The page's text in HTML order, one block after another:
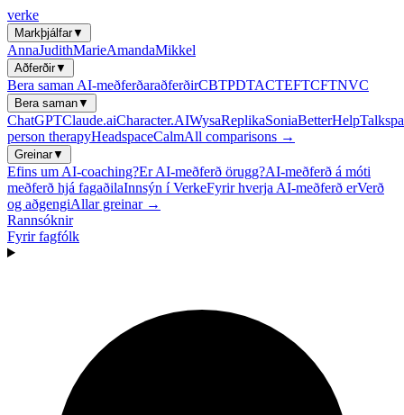
verke
Markþjálfar▼
AnnaJudithMarieAmandaMikkel
Aðferðir▼
Bera saman AI-meðferðaraðferðirCBTPDTACTEFTCFTNVC
Bera saman▼
ChatGPTClaude.aiCharacter.AIWysaReplikaSoniaBetterHelp
person therapyHeadspaceCalmAll comparisons →
Greinar▼
Efins um AI-coaching?Er AI-meðferð örugg?AI-meðferð á móti
meðferð hjá fagaðilaInnsýn í VerkeFyrir hverja AI-meðferð erVerð
og aðgengiAllar greinar →
Rannsóknir
Fyrir fagfólk